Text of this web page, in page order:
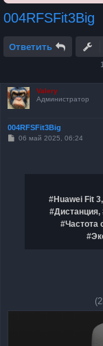
004RFSFit3Big
Ответить
Valery
Администратор
004RFSFit3Big
С06 май 2025, 06:24
#Huawei Fit
#Частота